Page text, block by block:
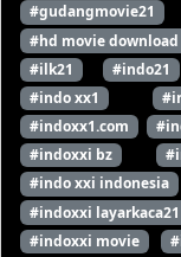
#gudangmovie21
#hd movie download
#ilk21
#indo21
#indo xx1
#indoxx1.com
#indoxxi bz
#indo xxi indonesia
#indoxxi layarkaca21
#indoxxi movie